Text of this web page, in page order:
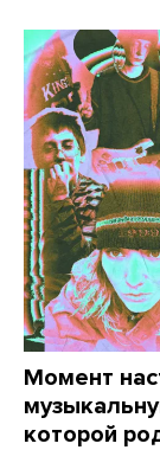
Момент
которой